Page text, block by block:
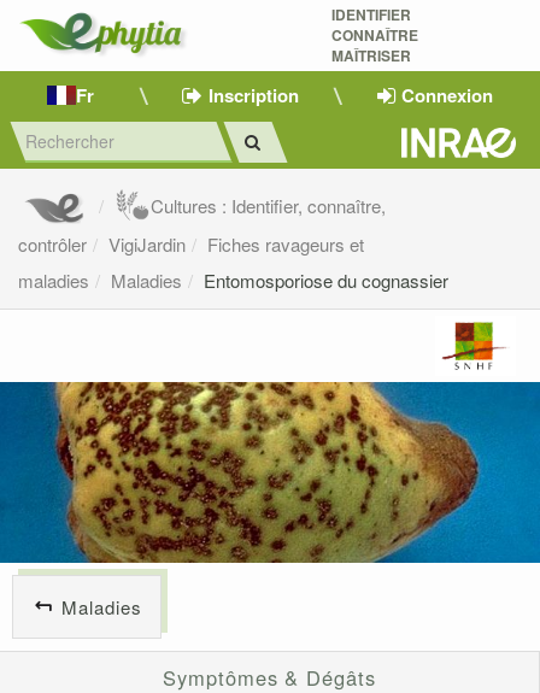
IDENTIFIER
CONNAÎTRE
MAÎTRISER
Fr Inscription Connexion
Cultures : Identifier, connaître,
contrôler
VigiJardin
Fiches ravageurs et
maladies
Maladies Entomosporiose du cognassier
Maladies
Symptômes & Dégâts